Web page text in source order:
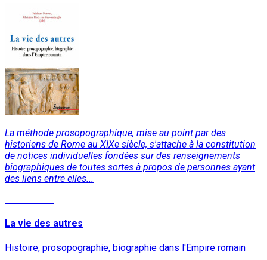
La méthode prosopographique, mise au point par des
historiens de Rome au XIXe siècle, s'attache à la constitution
de notices individuelles fondées sur des renseignements
biographiques de toutes sortes à propos de personnes ayant
des liens entre elles...
La vie des autres
Histoire, prosopographie, biographie dans l'Empire romain